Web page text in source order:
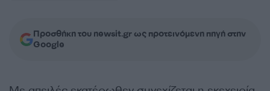
Προσθήκη του newsit.gr ως προτεινόμενη πηγή στην
Google